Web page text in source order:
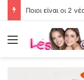
Menu